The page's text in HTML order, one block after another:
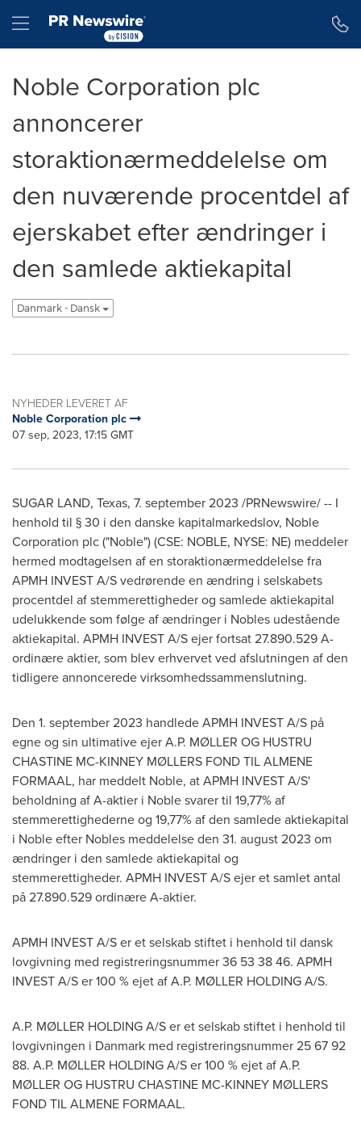
Hamburger menu
Noble Corporation plc
annoncerer
storaktionærmeddelelse om
den nuværende procentdel af
ejerskabet efter ændringer i
den samlede aktiekapital
Danmark - Dansk
NYHEDER LEVERET AF
Noble Corporation plc
07 sep, 2023, 17:15 GMT
SUGAR LAND, Texas, 7. september 2023 /PRNewswire/ -- I
henhold til § 30 i den danske kapitalmarkedslov, Noble
Corporation plc ("Noble") (CSE: NOBLE, NYSE: NE) meddeler
hermed modtagelsen af en storaktionærmeddelelse fra
APMH INVEST A/S vedrørende en ændring i selskabets
procentdel af stemmerettigheder og samlede aktiekapital
udelukkende som følge af ændringer i Nobles udestående
aktiekapital. APMH INVEST A/S ejer fortsat 27.890.529 A-
ordinære aktier, som blev erhvervet ved afslutningen af den
tidligere annoncerede virksomhedssammenslutning.
Den 1. september 2023 handlede APMH INVEST A/S på
egne og sin ultimative ejer A.P. MØLLER OG HUSTRU
CHASTINE MC-KINNEY MØLLERS FOND TIL ALMENE
FORMAAL, har meddelt Noble, at APMH INVEST A/S'
beholdning af A-aktier i Noble svarer til 19,77% af
stemmerettighederne og 19,77% af den samlede aktiekapital
i Noble efter Nobles meddelelse den 31. august 2023 om
ændringer i den samlede aktiekapital og
stemmerettigheder. APMH INVEST A/S ejer et samlet antal
på 27.890.529 ordinære A-aktier.
APMH INVEST A/S er et selskab stiftet i henhold til dansk
lovgivning med registreringsnummer 36 53 38 46. APMH
INVEST A/S er 100 % ejet af A.P. MØLLER HOLDING A/S.
A.P. MØLLER HOLDING A/S er et selskab stiftet i henhold til
lovgivningen i Danmark med registreringsnummer 25 67 92
88. A.P. MØLLER HOLDING A/S er 100 % ejet af A.P.
MØLLER OG HUSTRU CHASTINE MC-KINNEY MØLLERS
FOND TIL ALMENE FORMAAL.